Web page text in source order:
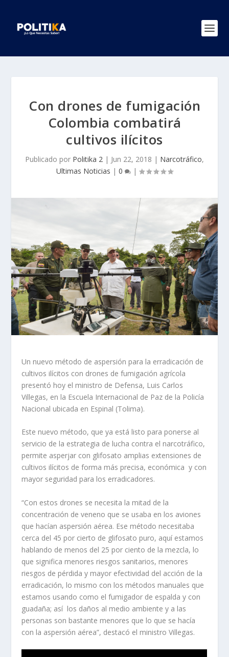
Con drones de fumigación
Colombia combatirá
cultivos ilícitos
Publicado por Politika 2 | Jun 22, 2018 | Narcotráfico,
Ultimas Noticias | 0 |
Un nuevo método de aspersión para la erradicación de
cultivos ilícitos con drones de fumigación agrícola
presentó hoy el ministro de Defensa, Luis Carlos
Villegas, en la Escuela Internacional de Paz de la Policía
Nacional ubicada en Espinal (Tolima).
Este nuevo método, que ya está listo para ponerse al
servicio de la estrategia de lucha contra el narcotráfico,
permite asperjar con glifosato amplias extensiones de
cultivos ilícitos de forma más precisa, económica y con
mayor seguridad para los erradicadores.
“Con estos drones se necesita la mitad de la
concentración de veneno que se usaba en los aviones
que hacían aspersión aérea. Ese método necesitaba
cerca del 45 por cierto de glifosato puro, aquí estamos
hablando de menos del 25 por ciento de la mezcla, lo
que significa menores riesgos sanitarios, menores
riesgos de pérdida y mayor efectividad del acción de la
erradicación, lo mismo con los métodos manuales que
estamos usando como el fumigador de espalda y con
guadaña; así los daños al medio ambiente y a las
personas son bastante menores que lo que se hacía
con la aspersión aérea”, destacó el ministro Villegas.